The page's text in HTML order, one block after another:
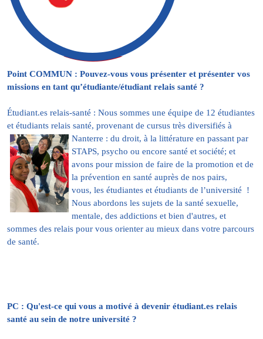
Point COMMUN : Pouvez-vous vous présenter et présenter vos
missions en tant qu’étudiante/étudiant relais santé ?
Étudiant.es relais-santé : Nous sommes une équipe de 12 étudiantes
et étudiants relais santé, provenant de cursus très diversifiés à
Nanterre : du droit, à la littérature en passant par
STAPS, psycho ou encore santé et société; et
avons pour mission de faire de la promotion et de
la prévention en santé auprès de nos pairs,
vous, les étudiantes et étudiants de l’université !
Nous abordons les sujets de la santé sexuelle,
mentale, des addictions et bien d'autres, et
sommes des relais pour vous orienter au mieux dans votre parcours
de santé.
PC : Qu'est-ce qui vous a motivé à devenir étudiant.es relais
santé au sein de notre université ?